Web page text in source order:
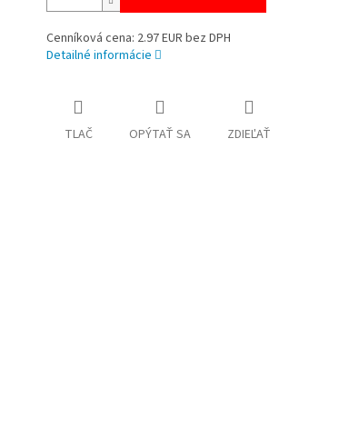
Cenníková cena: 2.97 EUR bez DPH
Detailné informácie
TLAČ OPÝTAŤ SA ZDIEĽAŤ